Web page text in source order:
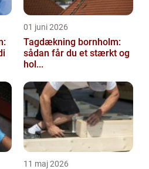
01 juni 2026
Tagdækning bornholm:
sådan får du et stærkt og
hol...
11 maj 2026